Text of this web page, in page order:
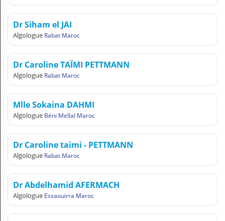
Dr Siham el JAI
Algologue Rabat Maroc
Dr Caroline TAÏMI PETTMANN
Algologue Rabat Maroc
Mlle Sokaina DAHMI
Algologue Béni Mellal Maroc
Dr Caroline taimi - PETTMANN
Algologue Rabat Maroc
Dr Abdelhamid AFERMACH
Algologue Essaouirra Maroc